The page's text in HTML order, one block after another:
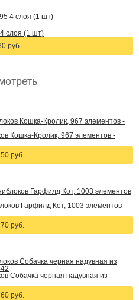
слоя (1 шт)
руб.
Кошка-Кролик, 967 элементов -
руб.
Гарфилд Кот, 1003 элементов -
руб.
Собачка черная надувная из
руб.